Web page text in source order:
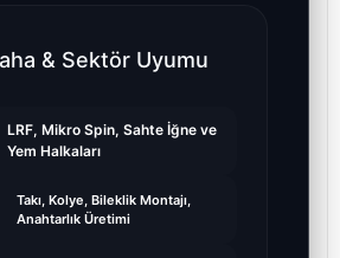
& Sektör Uyumu
LRF, Mikro Spin, Sahte İğne ve
Yem Halkaları
Takı, Kolye, Bileklik Montajı,
Anahtarlık Üretimi